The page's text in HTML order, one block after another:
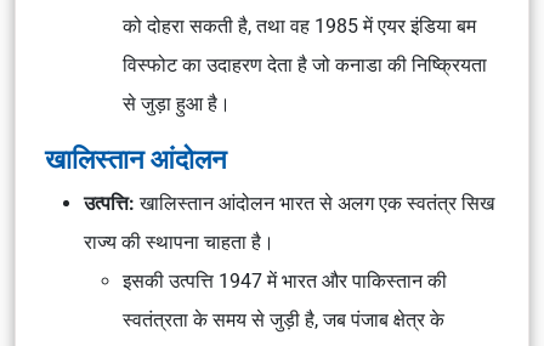
को दोहरा सकती है, तथा वह 1985 में एयर इंडिया बम
विस्फोट का उदाहरण देता है जो कनाडा की निष्क्रियता
से जुड़ा हुआ है।
खालिस्तान आंदोलन
उत्पत्ति:खालिस्तान आंदोलन भारत से अलग एक स्वतंत्र सिख
राज्य की स्थापना चाहता है।
इसकी उत्पत्ति 1947 में भारत और पाकिस्तान की
स्वतंत्रता के समय से जुड़ी है, जब पंजाब क्षेत्र के